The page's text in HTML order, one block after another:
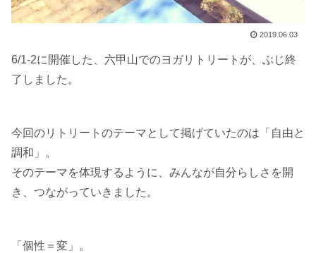
2019.06.03
6/1-2に開催した、六甲山でのヨガリトリートが、ぶじ終
了しました。
今回のリトリートのテーマとして掲げていたのは「自由と
調和」。
そのテーマを体現するように、みんなが自分らしさを開
き、つながっていきました。
「個性＝変」。